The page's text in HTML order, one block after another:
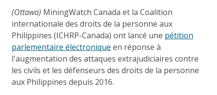
(Ottawa) MiningWatch Canada et la Coalition
internationale des droits de la personne aux
Philippines (ICHRP-Canada) ont lancé une pétition
parlementaire électronique en réponse à
l'augmentation des attaques extrajudiciaires contre
les civils et les défenseurs des droits de la personne
aux Philippines depuis 2016.